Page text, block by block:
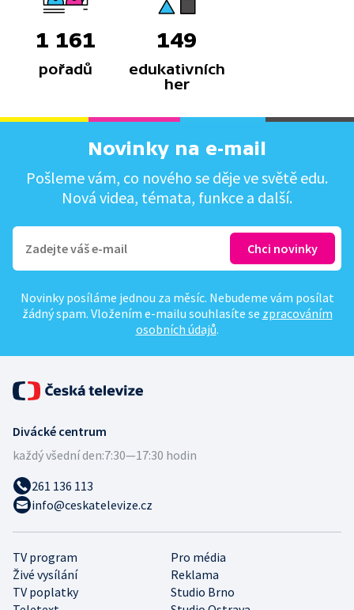
1 161
pořadů
149
edukativních
her
Novinky na e-mail
Pošleme vám, co nového se děje ve světě edu.
Nová videa, témata, funkce a další.
Novinky posíláme jednou za měsíc. Nebudeme vám posílat
žádný spam. Vložením e-mailu souhlasíte se zpracováním
osobních údajů.